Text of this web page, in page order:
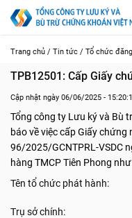
Trang chủ / Tin tức / Tổ chức
TPB12501: Cấp Giấy
Cập nhật ngày 06/06/2025 -
Tổng công ty Lưu ký và Bù
báo về việc cấp Giấy
96/2025/GCNTPRL-VSDC
hàng TMCP Tiên Phong
Tên tổ chức phát hành:
Trụ sở chính: